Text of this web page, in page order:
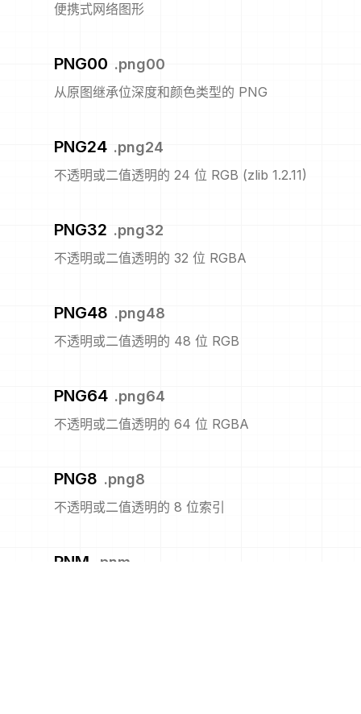
便携式网络图形
PNG00 .png00
从原图继承位深度和颜色类型的 PNG
PNG24 .png24
不透明或二值透明的 24 位 RGB (zlib 1.2.11)
PNG32 .png32
不透明或二值透明的 32 位 RGBA
PNG48 .png48
不透明或二值透明的 48 位 RGB
PNG64 .png64
不透明或二值透明的 64 位 RGBA
PNG8 .png8
不透明或二值透明的 8 位索引
PNM pnm